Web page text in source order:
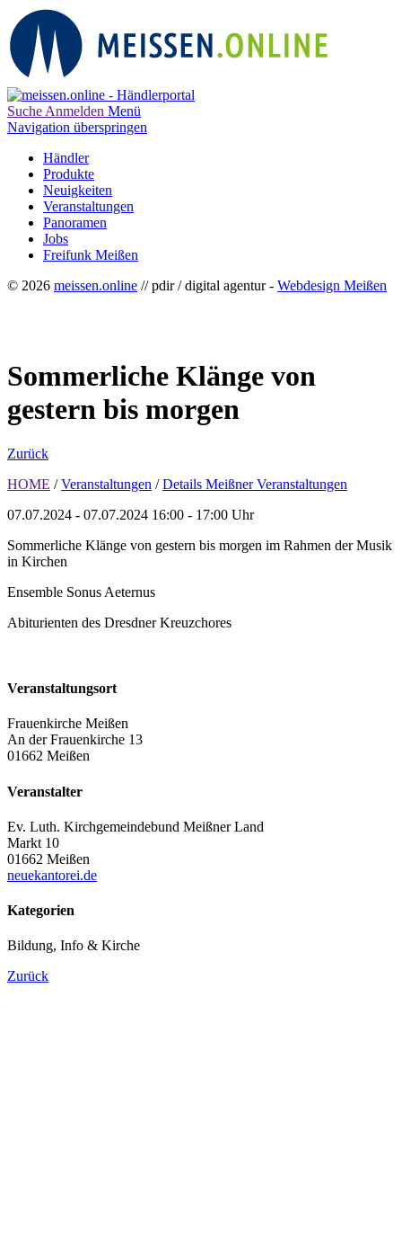
Suche Anmelden Menü
Navigation überspringen
Händler
Produkte
Neuigkeiten
Veranstaltungen
Panoramen
Jobs
Freifunk Meißen
© 2026 meissen.online // pdir / digital agentur - Webdesign Meißen
Sommerliche Klänge von
gestern bis morgen
Zurück
HOME / Veranstaltungen / Details Meißner Veranstaltungen
07.07.2024 - 07.07.2024 16:00 - 17:00 Uhr
Sommerliche Klänge von gestern bis morgen im Rahmen der Musik
in Kirchen
Ensemble Sonus Aeternus
Abiturienten des Dresdner Kreuzchores
Veranstaltungsort
Frauenkirche Meißen
An der Frauenkirche 13
01662 Meißen
Veranstalter
Ev. Luth. Kirchgemeindebund Meißner Land
Markt 10
01662 Meißen
neuekantorei.de
Kategorien
Bildung, Info & Kirche
Zurück